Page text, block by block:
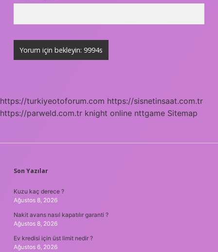
https://turkiyeotoforum.com https://sisnetinsaat.com.tr
https://parweld.com.tr knight online nttgame Sitemap
SIDEBAR
Son Yazılar
Kuzu kaç derece ?
Ağustos 8, 2026
Nakit avans nasıl kapatılır garanti ?
Ağustos 8, 2026
Ev kredisi için üst limit nedir ?
Ağustos 6, 2026